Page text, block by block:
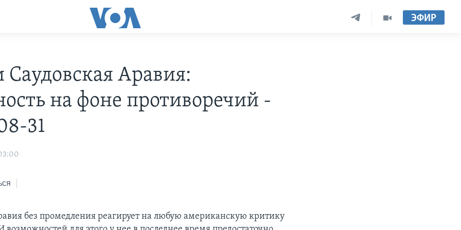
ЭФИР
Аравия:
на фоне противоречий -
31
без промедления реагирует на любую американскую критику